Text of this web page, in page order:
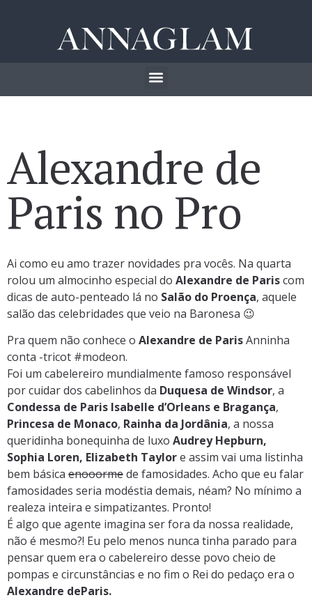
Alexandre de
Paris no Pro
Ai como eu amo trazer novidades pra vocês. Na quarta
rolou um almocinho especial do Alexandre de Pariscom
dicas de auto-penteado lá no Salão do Proença, aquele
salão das celebridades que veio na Baronesa 😉
Pra quem não conhece o Alexandre de ParisAnninha
conta -tricot #modeon.
Foi um cabelereiro mundialmente famoso responsável
por cuidar dos cabelinhos da Duquesa de Windsor, a
Condessa de Paris Isabelle d’Orleans e Bragança,
Princesa de Monaco, Rainha da Jordânia, a nossa
queridinha bonequinha de luxo Audrey Hepburn,
Sophia Loren, Elizabeth Taylore assim vai uma listinha
bem básica enooormede famosidades. Acho que eu falar
famosidades seria modéstia demais, néam? No mínimo a
realeza inteira e simpatizantes. Pronto!
É algo que agente imagina ser fora da nossa realidade,
não é mesmo?! Eu pelo menos nunca tinha parado para
pensar quem era o cabelereiro desse povo cheio de
pompas e circunstâncias e no fim o Rei do pedaço era o
Alexandre deParis.